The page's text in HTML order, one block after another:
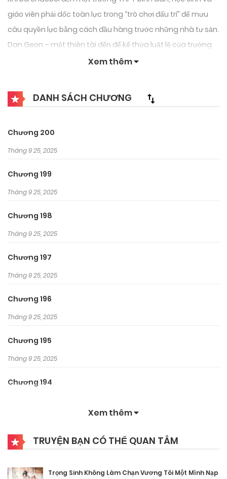
giáo viên phải dốc toàn lực trong “trò chơi đấu trí” để mưu
câu quyền lực bằng cách đầu hàng trước những nhà tư sản.
Dan Geon – một thiên tài đến để kế thừa luật lệ của trường
Xem thêm
DANH SÁCH CHƯƠNG
Chương 200
Tháng 9 25, 2025
Chương 199
Tháng 9 25, 2025
Chương 198
Tháng 9 25, 2025
Chương 197
Tháng 9 25, 2025
Chương 196
Tháng 9 25, 2025
Chương 195
Tháng 9 25, 2025
Chương 194
Tháng 9 25, 2025
Chương 192
Xem thêm
TRUYỆN BẠN CÓ THỂ QUAN TÂM
Trọng Sinh Không Làm Chạn Vương Tôi Một Mình Nạp